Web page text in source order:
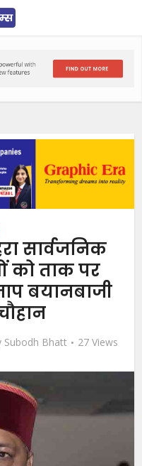
सार्वजनिक
को ताक पर
बयानबाजी
Subodh Bhatt 27 Views